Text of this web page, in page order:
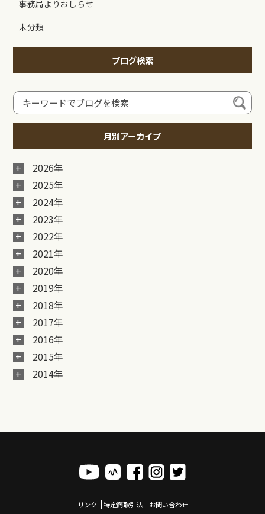
事務局よりおしらせ
未分類
ブログ検索
月別アーカイブ
2026年
2025年
2024年
2023年
2022年
2021年
2020年
2019年
2018年
2017年
2016年
2015年
2014年
リンク 特定商取引法 お問い合わせ